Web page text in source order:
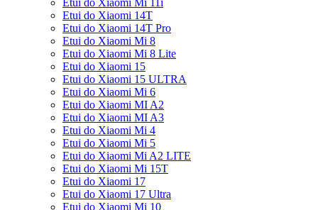
Etui do Xiaomi Mi 11i
Etui do Xiaomi 14T
Etui do Xiaomi 14T Pro
Etui do Xiaomi Mi 8
Etui do Xiaomi Mi 8 Lite
Etui do Xiaomi 15
Etui do Xiaomi 15 ULTRA
Etui do Xiaomi Mi 6
Etui do Xiaomi MI A2
Etui do Xiaomi MI A3
Etui do Xiaomi Mi 4
Etui do Xiaomi Mi 5
Etui do Xiaomi Mi A2 LITE
Etui do Xiaomi Mi 15T
Etui do Xiaomi 17
Etui do Xiaomi 17 Ultra
Etui do Xiaomi Mi 10